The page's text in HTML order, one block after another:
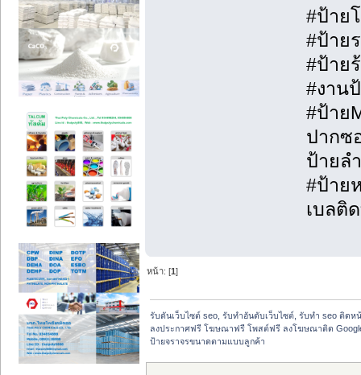
#ป้าย
#ป้าย
#ป้าย
#งาน
#ป้าย
ปากซ
ป้ายล
#ป้าย
เบลติ
หน้า: [1]
รับดันเว็บไซต์ seo, รับทำอันดับเว็บไซต์, รับทำ seo ติดห
ลงประกาศฟรี โฆษณาฟรี โพสต์ฟรี ลงโฆษณาติด
ป้ายจราจรขนาดตามแบบลูกค้า